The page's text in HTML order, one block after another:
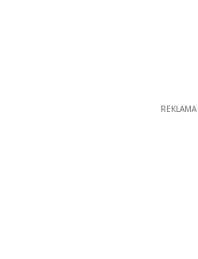
REKLAMA